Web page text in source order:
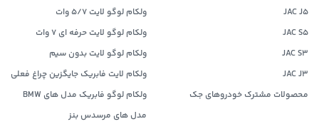
JAC J5
JAC S5
JAC S3
JAC J3
محصولات مشترک خودروهای جک
ولکام لوگو لایت 5/7 وات
ولکام لوگو لایت حرفه ای 7 وات
ولکام لوگو لایت بدون سیم
ولکام لایت فابریک جایگزین چراغ فعلی
ولکام لوگو فابریک مدل های BMW
مدل های مرسدس بنز